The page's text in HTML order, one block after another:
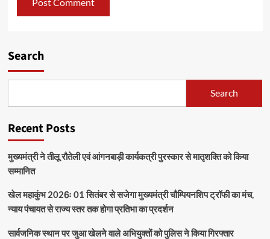
Search
Search
Recent Posts
मुख्यमंत्री ने तीलू रौतेली एवं आंगनबाड़ी कार्यकत्री पुरस्कार से मातृशक्ति को किया
सम्मानित
खेल महाकुंभ 2026ः 01 सितंबर से सजेगा मुख्यमंत्री चौम्पियनशिप ट्रॉफी का मंच,
न्याय पंचायत से राज्य स्तर तक होगा प्रतिभा का प्रदर्शन
सार्वजनिक स्थान पर जुआ खेलने वाले अभियुक्तों को पुलिस ने किया गिरफ्तार